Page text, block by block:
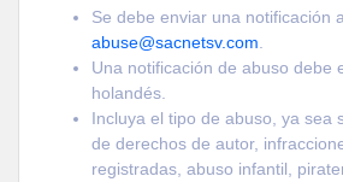
Se debe enviar una notificación
abuse@sacnetsv.com
Una notificación de abuso debe
holandés.
Incluya el tipo de abuso, ya sea
de derechos de autor,
registradas, abuso infantil,